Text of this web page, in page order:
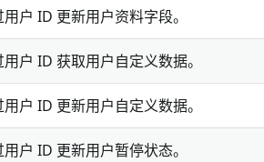
户 ID 更新用户资料字段。
户 ID 获取用户自定义数据。
户 ID 更新用户自定义数据。
户 ID 更新用户暂停状态。